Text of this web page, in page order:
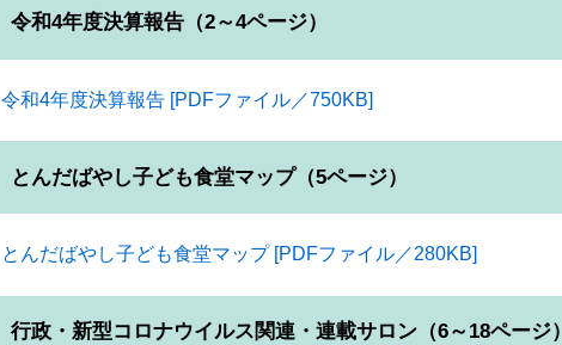
令和4年度決算報告（2～4ページ）
令和4年度決算報告 [PDFファイル／750KB]
とんだばやし子ども食堂マップ（5ページ）
とんだばやし子ども食堂マップ [PDFファイル／280KB]
行政・新型コロナウイルス関連・連載サロン（6～18ページ）